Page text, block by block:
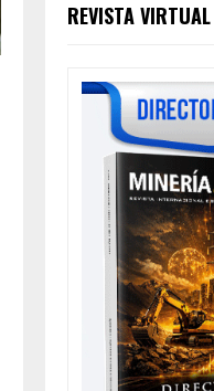
REVISTA VIRTUAL